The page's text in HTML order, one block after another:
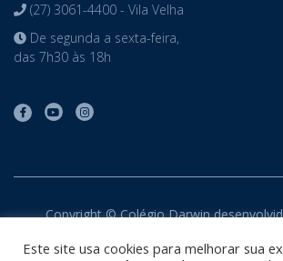
(27) 3061-4400 - Vila Velha
De segunda a sexta-feira,
das 7h30 às 18h
Copyright © Colégio Darwin
Este site usa cookies para melhorar sua